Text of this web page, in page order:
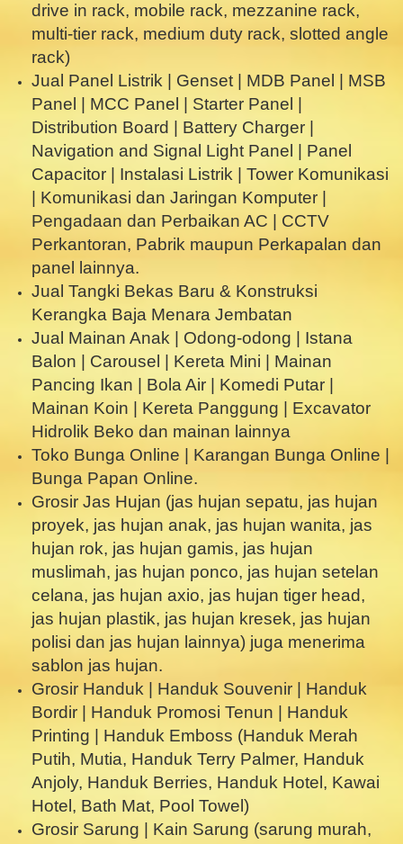
drive in rack, mobile rack, mezzanine rack,
multi-tier rack, medium duty rack, slotted angle
rack)
Jual Panel Listrik | Genset | MDB Panel | MSB
Panel | MCC Panel | Starter Panel |
Distribution Board | Battery Charger |
Navigation and Signal Light Panel | Panel
Capacitor | Instalasi Listrik | Tower Komunikasi
| Komunikasi dan Jaringan Komputer |
Pengadaan dan Perbaikan AC | CCTV
Perkantoran, Pabrik maupun Perkapalan dan
panel lainnya.
Jual Tangki Bekas Baru & Konstruksi
Kerangka Baja Menara Jembatan
Jual Mainan Anak | Odong-odong | Istana
Balon | Carousel | Kereta Mini | Mainan
Pancing Ikan | Bola Air | Komedi Putar |
Mainan Koin | Kereta Panggung | Excavator
Hidrolik Beko dan mainan lainnya
Toko Bunga Online | Karangan Bunga Online |
Bunga Papan Online.
Grosir Jas Hujan (jas hujan sepatu, jas hujan
proyek, jas hujan anak, jas hujan wanita, jas
hujan rok, jas hujan gamis, jas hujan
muslimah, jas hujan ponco, jas hujan setelan
celana, jas hujan axio, jas hujan tiger head,
jas hujan plastik, jas hujan kresek, jas hujan
polisi dan jas hujan lainnya) juga menerima
sablon jas hujan.
Grosir Handuk | Handuk Souvenir | Handuk
Bordir | Handuk Promosi Tenun | Handuk
Printing | Handuk Emboss (Handuk Merah
Putih, Mutia, Handuk Terry Palmer, Handuk
Anjoly, Handuk Berries, Handuk Hotel, Kawai
Hotel, Bath Mat, Pool Towel)
Grosir Sarung | Kain Sarung (sarung murah,